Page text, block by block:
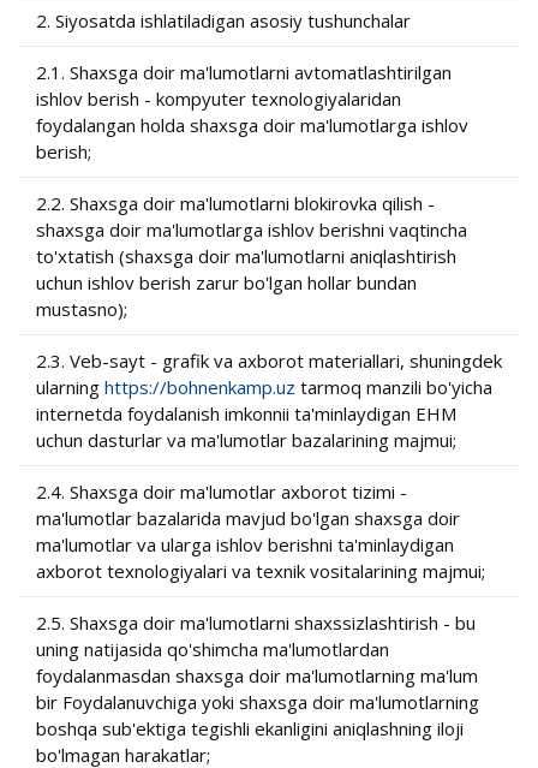
2. Siyosatda ishlatiladigan asosiy tushunchalar
2.1. Shaxsga doir ma'lumotlarni avtomatlashtirilgan
ishlov berish - kompyuter texnologiyalaridan
foydalangan holda shaxsga doir ma'lumotlarga ishlov
berish;
2.2. Shaxsga doir ma'lumotlarni blokirovka qilish -
shaxsga doir ma'lumotlarga ishlov berishni vaqtincha
to'xtatish (shaxsga doir ma'lumotlarni aniqlashtirish
uchun ishlov berish zarur bo'lgan hollar bundan
mustasno);
2.3. Veb-sayt - grafik va axborot materiallari, shuningdek
ularning https://bohnenkamp.uz tarmoq manzili bo'yicha
internetda foydalanish imkonnii ta'minlaydigan EHM
uchun dasturlar va ma'lumotlar bazalarining majmui;
2.4. Shaxsga doir ma'lumotlar axborot tizimi -
ma'lumotlar bazalarida mavjud bo'lgan shaxsga doir
ma'lumotlar va ularga ishlov berishni ta'minlaydigan
axborot texnologiyalari va texnik vositalarining majmui;
2.5. Shaxsga doir ma'lumotlarni shaxssizlashtirish - bu
uning natijasida qo'shimcha ma'lumotlardan
foydalanmasdan shaxsga doir ma'lumotlarning ma'lum
bir Foydalanuvchiga yoki shaxsga doir ma'lumotlarning
boshqa sub'ektiga tegishli ekanligini aniqlashning iloji
bo'lmagan harakatlar;